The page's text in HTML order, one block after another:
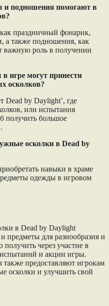
и подношения помогают в
праздничный фонарик,
а также подношения, как
важную роль в получении
игре могут принести
осколков?
Dead by Daylight’, где
или испытания
получить большое
осколки в Dead by
навыки в храме
одежды в игровом
в Dead by Daylight
предметы для разнообразия и
через участие в
и акции игры.
предоставляют игрокам
осколки и улучшить свой